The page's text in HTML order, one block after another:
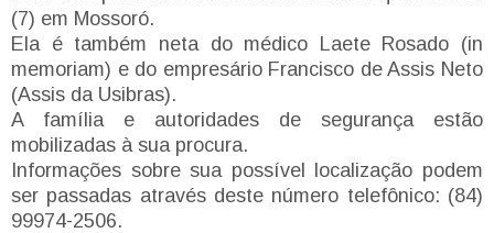
(7) em Mossoró.
Ela é também neta do médico Laete Rosado (in
memoriam) e do empresário Francisco de Assis Neto
(Assis da Usibras).
A família e autoridades de segurança estão
mobilizadas à sua procura.
Informações sobre sua possível localização podem
ser passadas através deste número telefônico: (84)
99974-2506.